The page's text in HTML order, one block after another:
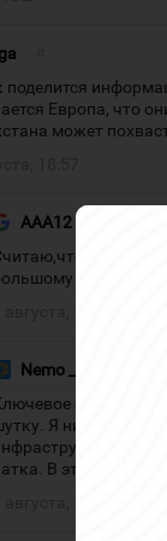
поделится
Европа, что
может
AAA12
все
сожалению
Nemo __
Я ни разу не
В этой лиге